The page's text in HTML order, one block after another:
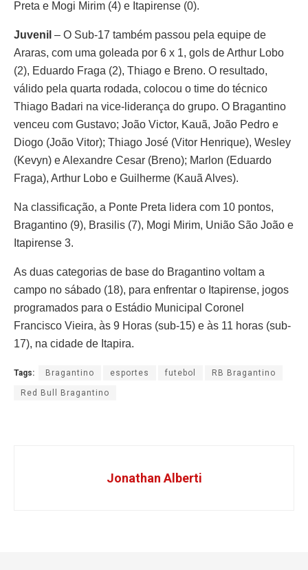
Preta e Mogi Mirim (4) e Itapirense (0).
Juvenil – O Sub-17 também passou pela equipe de
Araras, com uma goleada por 6 x 1, gols de Arthur Lobo
(2), Eduardo Fraga (2), Thiago e Breno. O resultado,
válido pela quarta rodada, colocou o time do técnico
Thiago Badari na vice-liderança do grupo. O Bragantino
venceu com Gustavo; João Victor, Kauã, João Pedro e
Diogo (João Vitor); Thiago José (Vitor Henrique), Wesley
(Kevyn) e Alexandre Cesar (Breno); Marlon (Eduardo
Fraga), Arthur Lobo e Guilherme (Kauã Alves).
Na classificação, a Ponte Preta lidera com 10 pontos,
Bragantino (9), Brasilis (7), Mogi Mirim, União São João e
Itapirense 3.
As duas categorias de base do Bragantino voltam a
campo no sábado (18), para enfrentar o Itapirense, jogos
programados para o Estádio Municipal Coronel
Francisco Vieira, às 9 Horas (sub-15) e às 11 horas (sub-
17), na cidade de Itapira.
Tags: Bragantino esportes futebol RB Bragantino
Red Bull Bragantino
Jonathan Alberti